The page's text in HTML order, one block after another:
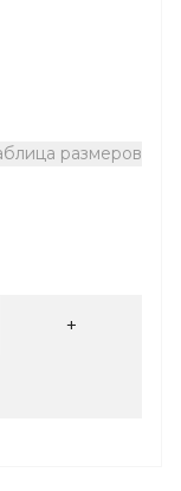
размеров
+